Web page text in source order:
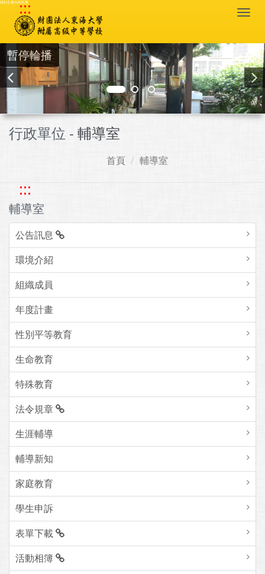
跳到主要內容區塊
:::
暫停輪播
行政單位 - 輔導室
首頁 輔導室
:::
輔導室
公告訊息
環境介紹
組織成員
年度計畫
性別平等教育
生命教育
特殊教育
法令規章
生涯輔導
輔導新知
家庭教育
學生申訴
表單下載
活動相簿